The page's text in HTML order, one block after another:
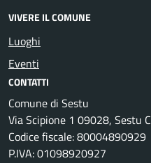
VIVERE IL COMUNE
Luoghi
Eventi
CONTATTI
Comune di Sestu
Via Scipione 1 09028, Sestu
Codice fiscale: 80004890929
P.IVA: 01098920927